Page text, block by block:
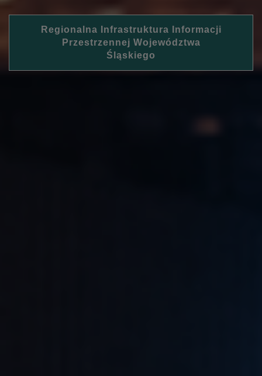
Regionalna Infrastruktura Informacji
Przestrzennej Województwa
Śląskiego